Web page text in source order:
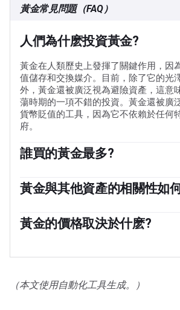
黃金常見問題（FAQ）
人們為什麽投資黃金?
黃金在人類歷史上發揮了關鍵作用，因
值儲存和交換媒介。目前，除了它的光
外，黃金還被廣泛視為避險資產，這意
蕩時期的一項不錯的投資。黃金還被廣
貨幣貶值的工具，因為它不依賴於任何
府。
誰買的黃金最多?
貨幣，各國央行傾向於使儲備多樣化，
高人們對經濟和貨幣實力的看法。高黃
各國央行在2022年增加了1136噸黃金儲
黃金與其他資產的相關性如
產和避險資產。當美元貶值時，黃金往
者和央行能夠在動蕩時期實現資產多元
的市場的拋售往往有利於黃金。
黃金的價格取決於什麽?
或對深度衰退的擔憂可能會迅速推高黃
上漲，而較高的資金成本通常會拖累黃
於資產以美元(XAU/USD)定價，大多數
（本文使用自動化工具生成。）